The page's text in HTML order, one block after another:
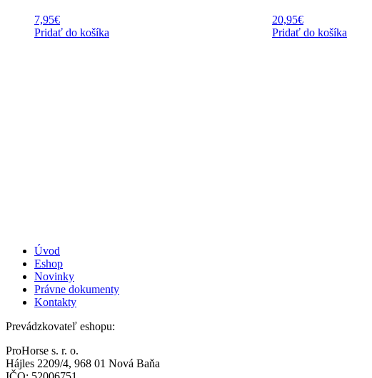
7,95€
Pridať do košíka
20,95€
Pridať do košíka
Úvod
Eshop
Novinky
Právne dokumenty
Kontakty
Prevádzkovateľ eshopu:
ProHorse s. r. o.
Hájles 2209/4, 968 01 Nová Baňa